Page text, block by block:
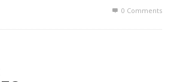
0 Comments